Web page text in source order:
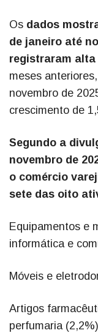
Os dados
de janeiro até
registraram alta
meses
novembro de
crescimento de
Segundo a
novembro de
o comércio
sete das oito
Equipamentos e
informática e
Móveis e
Artigos
perfumaria